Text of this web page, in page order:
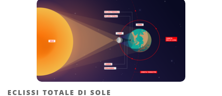
ECLISSI TOTALE DI SOLE